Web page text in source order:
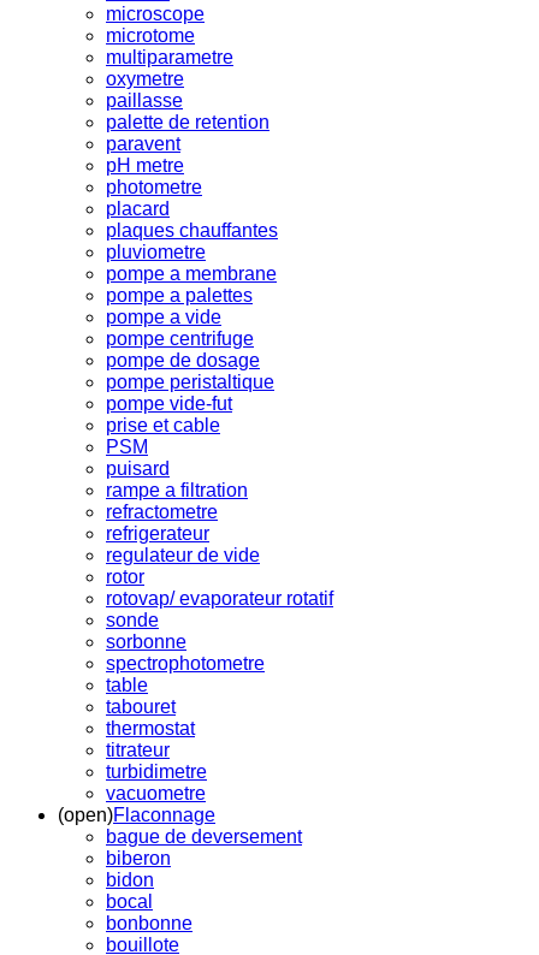
microscope
microtome
multiparametre
oxymetre
paillasse
palette de retention
paravent
pH metre
photometre
placard
plaques chauffantes
pluviometre
pompe a membrane
pompe a palettes
pompe a vide
pompe centrifuge
pompe de dosage
pompe peristaltique
pompe vide-fut
prise et cable
PSM
puisard
rampe a filtration
refractometre
refrigerateur
regulateur de vide
rotor
rotovap/ evaporateur rotatif
sonde
sorbonne
spectrophotometre
table
tabouret
thermostat
titrateur
turbidimetre
vacuometre
(open)Flaconnage
bague de deversement
biberon
bidon
bocal
bonbonne
bouillote